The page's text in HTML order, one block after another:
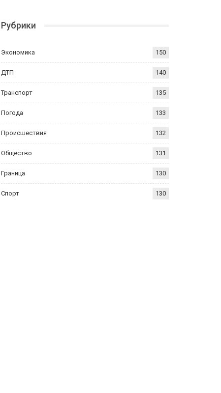
Рубрики
Экономика 150
ДТП 140
Транспорт 135
Погода 133
Происшествия 132
Общество 131
Граница 130
Спорт 130